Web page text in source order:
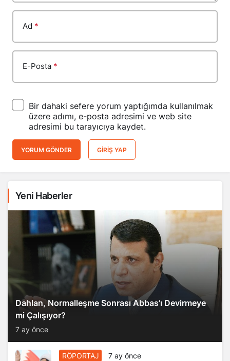
Ad *
E-Posta *
Bir dahaki sefere yorum yaptığımda kullanılmak
üzere adımı, e-posta adresimi ve web site
adresimi bu tarayıcıya kaydet.
YORUM GÖNDER GIRIŞ YAP
Yeni Haberler
Dahlan, Normalleşme Sonrası Abbas’ı Devirmeye
mi Çalışıyor?
7 ay önce
RÖPORTAJ 7 ay önce